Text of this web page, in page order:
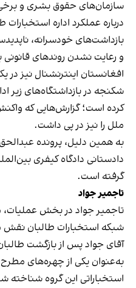
سازمان‌های حقوق بشری و
درباره عملکرد اداره استخبارات
بازداشت‌های خودسرانه،
و رعایت نشدن روندهای
افغانستان اینترنشنال نیز در
شکنجه در بازداشتگاه‌های زیر
کرده است؛ گزارش‌هایی که
ملل را نیز در پی داشت.
به همین دلیل، پرونده
دادستانی دادگاه کیفری
گرفته است.
تاجمیر جواد
تاجمیر جواد در بخش عملیات،
شبکه استخبارات طالبان نقش
به‌عنوان یکی از چهره‌های
استخباراتی این گروه شناخته